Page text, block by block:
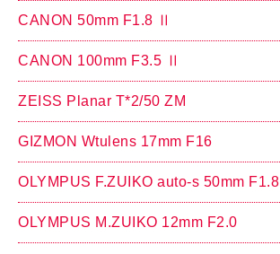
CANON 50mm F1.8 Ⅱ
CANON 100mm F3.5 Ⅱ
ZEISS Planar T*2/50 ZM
GIZMON Wtulens 17mm F16
OLYMPUS F.ZUIKO auto-s 50mm F1.8
OLYMPUS M.ZUIKO 12mm F2.0